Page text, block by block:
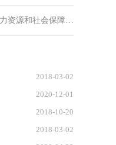
资源和社会保障…
2018-03-02
2020-12-01
2018-10-20
2018-03-02